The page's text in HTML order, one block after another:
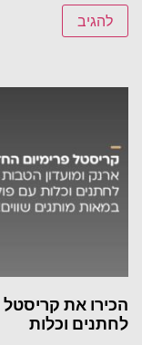
הכירו את
לחתנים וכלות